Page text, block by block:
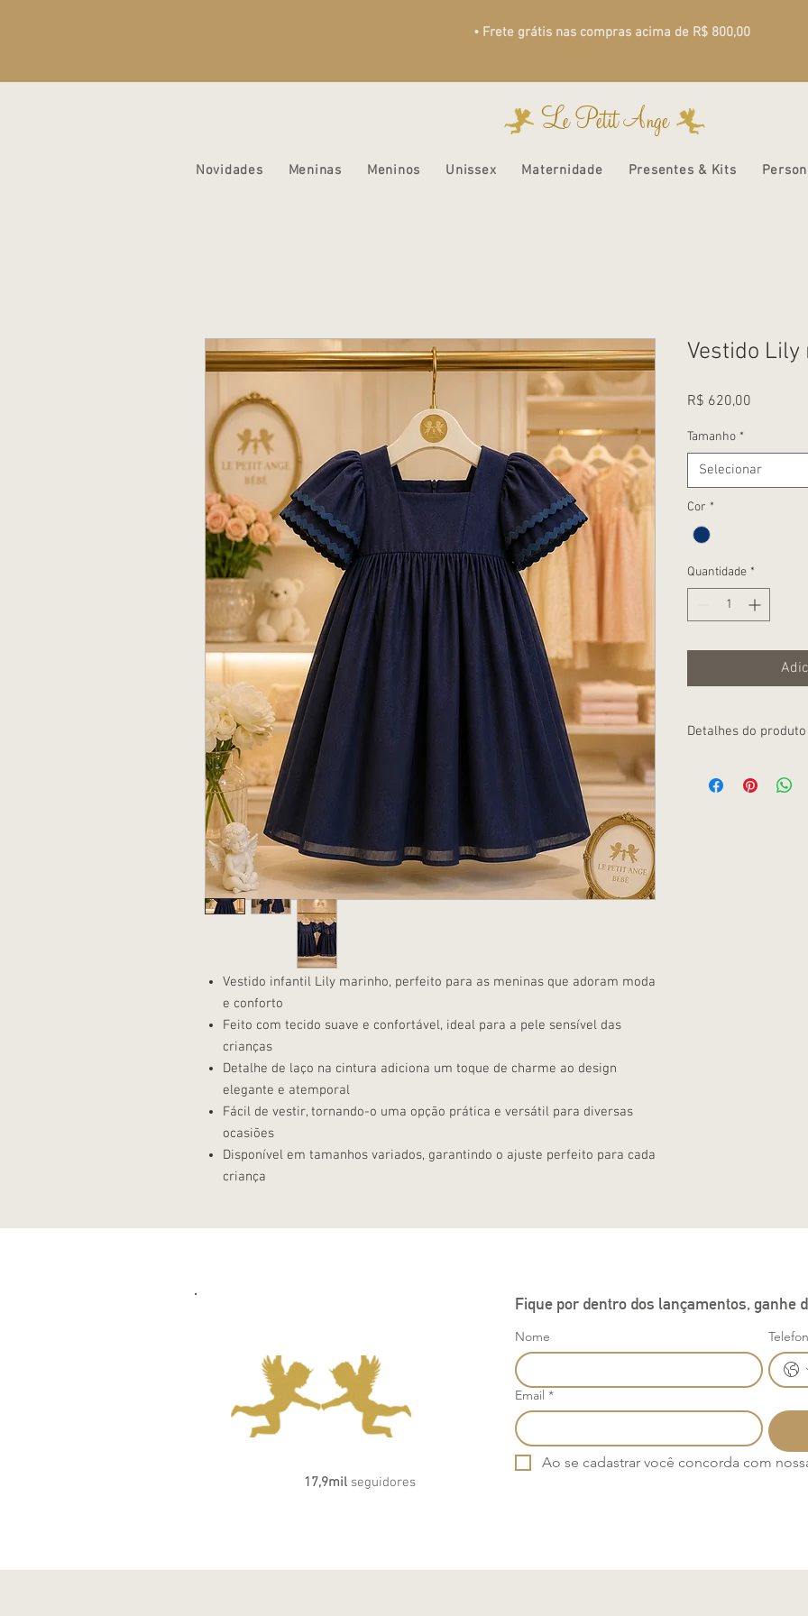
• Frete grátis nas compras acima de R$ 800,00
Le Petit Ange
Novidades Meninas Meninos Unissex Maternidade Presentes & Kits
Vestido infantil Lily marinho, perfeito para as meninas que adoram moda
e conforto
Feito com tecido suave e confortável, ideal para a pele sensível das
crianças
Detalhe de laço na cintura adiciona um toque de charme ao design
elegante e atemporal
Fácil de vestir, tornando-o uma opção prática e versátil para diversas
ocasiões
Disponível em tamanhos variados, garantindo o ajuste perfeito para cada
criança
Vestido
R$ 620,00
Tamanho *
Selecionar
Cor *
Quantidade *
Detalhes do produto
pequena princesa!
17,9mil seguidores
Fique por dentro dos lançamentos, ganhe
Nome
Email *
Ao se cadastrar você concorda com